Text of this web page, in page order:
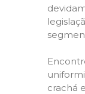
crachá